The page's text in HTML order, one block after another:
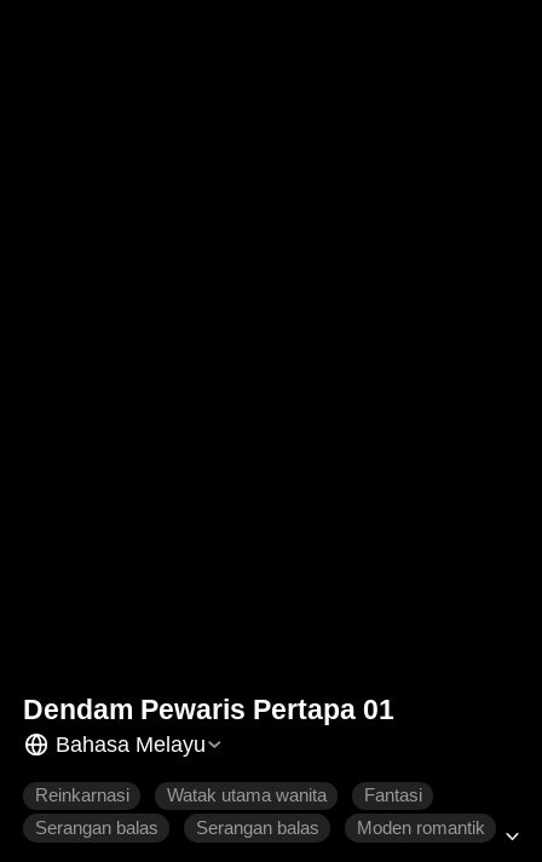
Dendam Pewaris Pertapa 01
Bahasa Melayu
Reinkarnasi Watak utama wanita
Fantasi
Serangan balas
Serangan balas Moden romantik